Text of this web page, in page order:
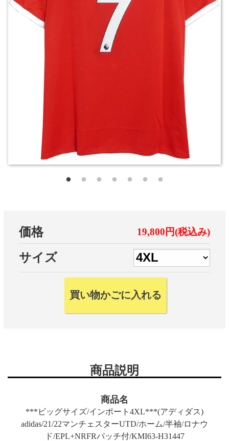
価格 19,800円(税込み)
サイズ
商品説明
商品名
***ビッグサイズ/インポート4XL***(アディダス)
adidas/21/22マンチェスターUTD/ホーム/半袖/ロナウ
ド/EPL+NRFRパッチ付/KMI63-H31447